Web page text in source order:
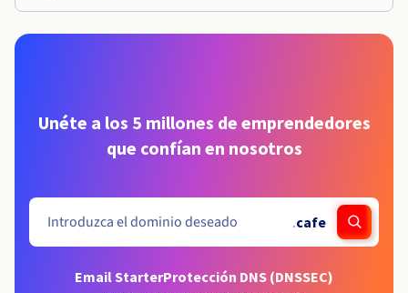
Unéte a los 5 millones de emprendedores
que confían en nosotros
.cafe
Email StarterProtección DNS (DNSSEC)